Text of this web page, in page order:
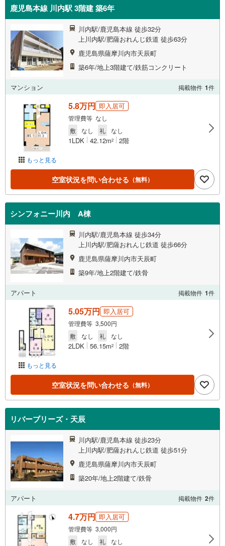
鹿児島本線 川内駅 3階建 築6年
川内駅/鹿児島本線 徒歩32分
上川内駅/肥薩おれんじ鉄道 徒歩63分
鹿児島県薩摩川内市天辰町
築6年/地上3階建て/鉄筋コンクリート
マンション 掲載物件 1件
もっと見る
5.8万円 即入居可
管理費等 なし
敷
なし 礼 なし
1LDK 42.12m2 2階
空室状況を問い合わせる （無料）
シンフォニー川内 A棟
川内駅/鹿児島本線 徒歩34分
上川内駅/肥薩おれんじ鉄道 徒歩66分
鹿児島県薩摩川内市天辰町
築9年/地上2階建て/鉄骨
アパート 掲載物件 1件
もっと見る
5.05万円 即入居可
管理費等 3,500円
敷
なし 礼 なし
2LDK 56.15m2 2階
空室状況を問い合わせる （無料）
リバーブリーズ・天辰
川内駅/鹿児島本線 徒歩23分
上川内駅/肥薩おれんじ鉄道 徒歩51分
鹿児島県薩摩川内市天辰町
築20年/地上2階建て/鉄骨
アパート 掲載物件 2件
4.7万円 即入居可
管理費等 3,000円
敷
なし 礼 なし